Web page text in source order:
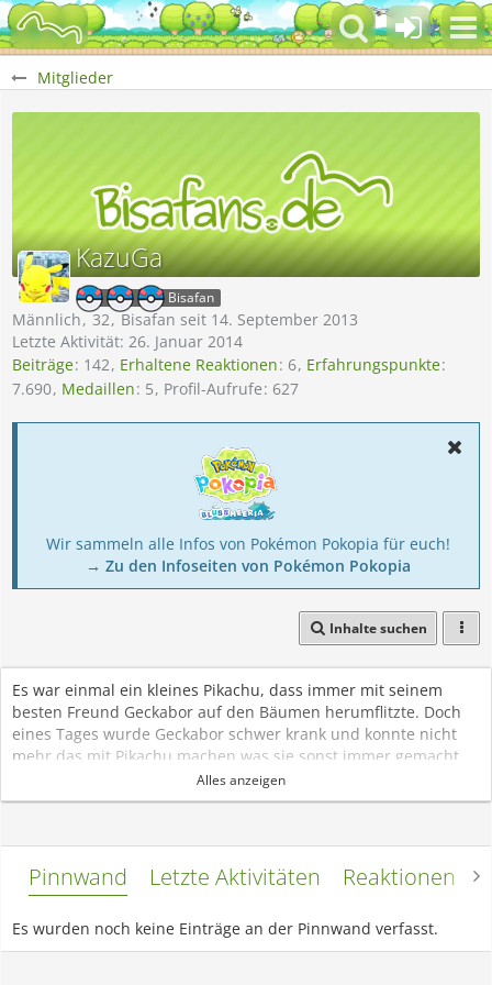
Mitglieder
KazuGa
Bisafan
Männlich 32 Bisafan seit 14. September 2013
Letzte Aktivität: 26. Januar 2014
Beiträge 142 Erhaltene Reaktionen 6 Erfahrungspunkte
7.690 Medaillen 5 Profil-Aufrufe 627
Wir sammeln alle Infos von Pokémon Pokopia für euch!
→ Zu den Infoseiten von Pokémon Pokopia
Inhalte suchen
Es war einmal ein kleines Pikachu, dass immer mit seinem
besten Freund Geckabor auf den Bäumen herumflitzte. Doch
eines Tages wurde Geckabor schwer krank und konnte nicht
mehr das mit Pikachu machen was sie sonst immer gemacht
Als sich der Zustand von Geckabor immer verschlechterte,
Pikachu auf den Weg nach Meganie, um Hilfe zu holen. Doch
als Pikachu dort angekommen ist hörte es nichts gutes von
Meganie.
erzählte, fügte Meganie nur hinzu: "Es tut mir leid Pikachu,
aber ich kann Geckabor nicht heilen, zumindestens jetzt nicht.
Alles anzeigen
Pinnwand Letzte Aktivitäten Reaktionen
Es wurden noch keine Einträge an der Pinnwand verfasst.